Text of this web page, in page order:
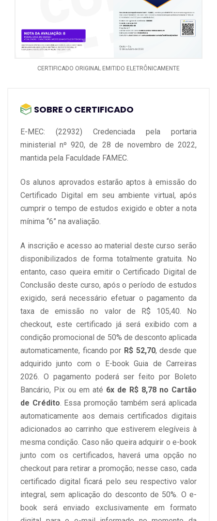
- Planejamento das atividades nas tics
- Avaliação da aprendizagem nas aulas com tics
- Jogos digitais educacionais
- Potencialidades dos jogos digitais
- Construtivismo: um conceito de construção
- Teoria pedagógica e novas tecnologias
- Seymour papert
- A prendizagem colaborativa e cooperativa
- A utilização das tecnologias a favor do conhecimento
- O construtivismo para além da escola
- Cooperação, colaboração e interação
- A tecnologia combatendo a indisciplina
CERTIFICADO ORIGINAL EMITIDO ELETRÔNICAMENTE
SOBRE O CERTIFICADO
E-MEC: (22932) Credenciada pela portaria
ministerial nº 920, de 28 de novembro de 2022,
mantida pela Faculdade FAMEC.
Os alunos aprovados estarão aptos à emissão do
Certificado Digital em seu ambiente virtual, após
cumprir o tempo de estudos exigido e obter a nota
mínima “6” na avaliação.
A inscrição e acesso ao material deste curso serão
disponibilizados de forma totalmente gratuita. No
entanto, caso queira emitir o Certificado Digital de
Conclusão deste curso, após o período de estudos
exigido, será necessário efetuar o pagamento da
taxa de emissão no valor de R$ 105,40. No
checkout, este certificado já será exibido com a
condição promocional de 50% de desconto aplicada
automaticamente, ficando por R$ 52,70, desde que
adquirido junto com o E-book Guia de Carreiras
2026. O pagamento poderá ser feito por Boleto
Bancário, Pix ou em até 6x de R$ 8,78 no Cartão
de Crédito . Essa promoção também será aplicada
automaticamente aos demais certificados digitais
adicionados ao carrinho que estiverem elegíveis à
mesma condição. Caso não queira adquirir o e-book
junto com os certificados, haverá uma opção no
checkout para retirar a promoção; nesse caso, cada
certificado digital ficará pelo seu respectivo valor
integral, sem aplicação do desconto de 50%. O e-
book será enviado exclusivamente em formato